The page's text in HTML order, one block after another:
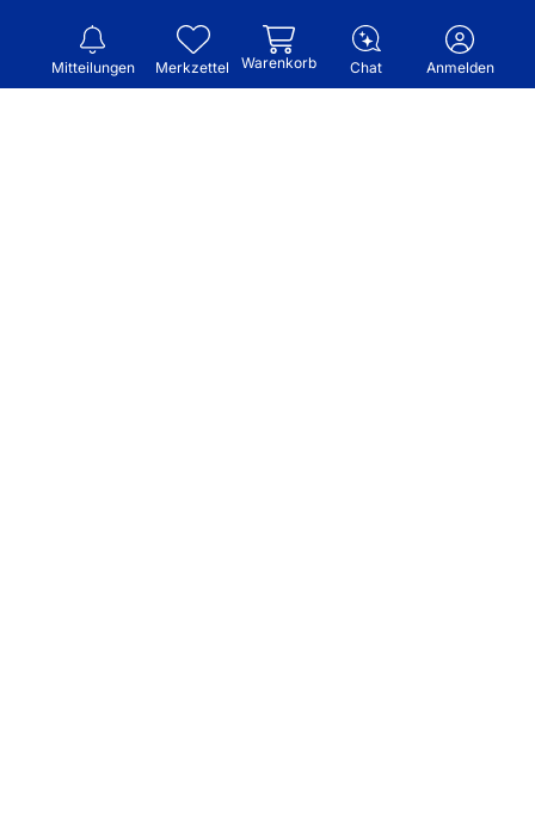
Mitteilungen Merkzettel Warenkorb Chat Anmelden